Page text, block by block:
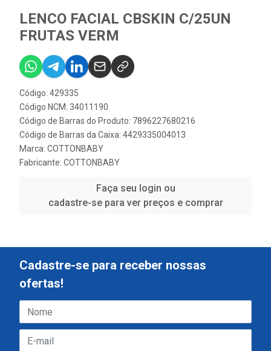
LENCO FACIAL CBSKIN C/25UN
FRUTAS VERM
Código: 429335
Código NCM: 34011190
Código de Barras do Produto: 7896227680216
Código de Barras da Caixa: 4429335004013
Marca: COTTONBABY
Fabricante: COTTONBABY
Faça seu login ou
cadastre-se para ver preços e comprar
Cadastre-se para receber nossas
ofertas!